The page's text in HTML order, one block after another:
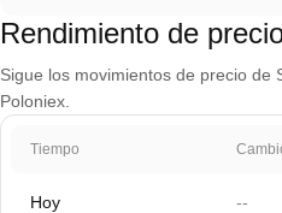
Rendimiento de
Sigue los movimientos de precio
Poloniex.
Tiempo
Hoy --